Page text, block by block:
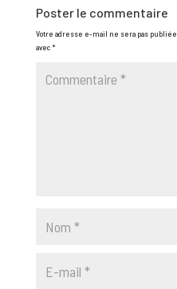
Poster le commentaire
Votre adresse e-mail ne sera pas publiée.
avec*